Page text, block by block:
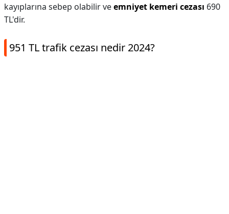
kayıplarına sebep olabilir veemniyet kemeri cezası 690
TL'dir.
951 TL trafik cezası nedir 2024?